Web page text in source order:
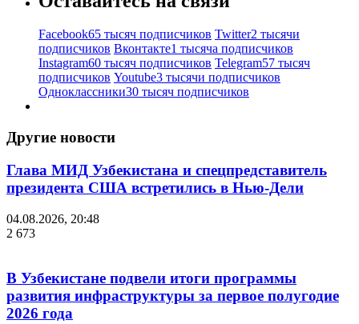
Facebook65 тысяч подписчиков Twitter2 тысячи
подписчиков Вконтакте1 тысяча подписчиков
Instagram60 тысяч подписчиков Telegram57 тысяч
подписчиков Youtube3 тысячи подписчиков
Одноклассники30 тысяч подписчиков
Другие новости
Глава МИД Узбекистана и спецпредставитель
президента США встретились в Нью-Дели
04.08.2026, 20:48
2 673
В Узбекистане подвели итоги программы
развития инфраструктуры за первое полугодие
2026 года